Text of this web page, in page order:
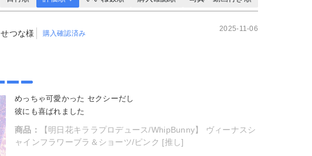
せつな様 購入確認済み
2025-11-06
めっちゃ可愛かった セクシーだし
彼にも喜ばれました
商品：
【明日花キララプロデュース/WhipBunny】 ヴィーナスシ
ャインフラワーブラ＆ショーツ/ピンク [推し]